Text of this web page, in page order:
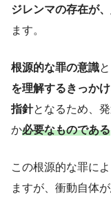
ジレンマの存在が
ます。
根源的な罪の意識と
を理解するきっかけ
指針となるため、
か必要なものである
この根源的な罪に
ますが、衝動自体